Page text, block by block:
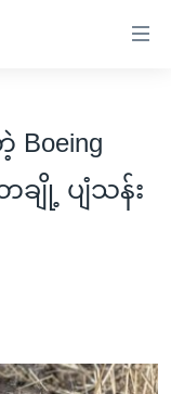
ချို့ ပျံသန်း